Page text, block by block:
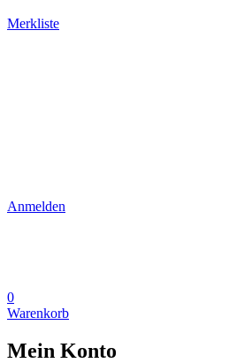
Merkliste
Anmelden
0
Warenkorb
Mein Konto